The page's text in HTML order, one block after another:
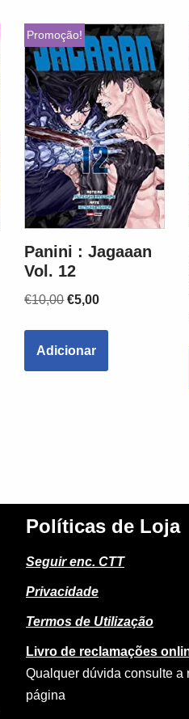
Promoção!
Panini : Jagaaan
Vol. 12
€10,00 €5,00
Adicionar
Políticas de Loja
Seguir enc. CTT
Privacidade
Termos de Utilização
Livro de reclamações
Qualquer dúvida consulte a
página